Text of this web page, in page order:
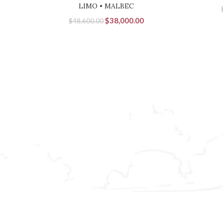
LIMO • MALBEC
$48,600.00El
$38,000.00El